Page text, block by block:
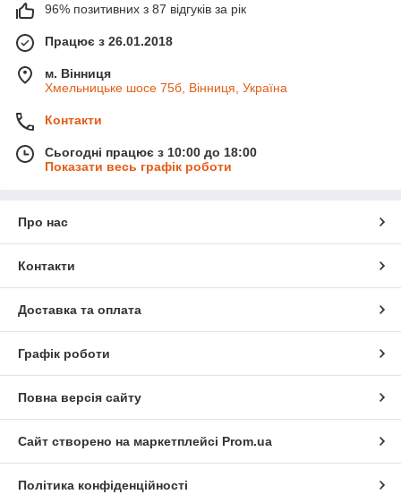
96% позитивних з 87 відгуків за рік
Працює з 26.01.2018
м. Вінниця
Хмельницьке шосе 75б, Вінниця, Україна
Контакти
Сьогодні працює з 10:00 до 18:00
Показати весь графік роботи
Про нас
Контакти
Доставка та оплата
Графік роботи
Повна версія сайту
Сайт створено на маркетплейсі Prom.ua
Політика конфіденційності